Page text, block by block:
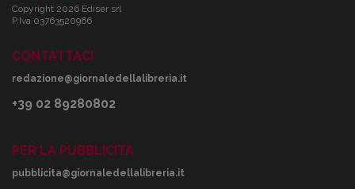
Copyright 2026 Ediser srl
P.Iva 03763520966
CONTATTACI
redazione@giornaledellalibreria.it
+39 02 89280802
PER LA PUBBLICITÀ
pubblicita@giornaledellalibreria.it